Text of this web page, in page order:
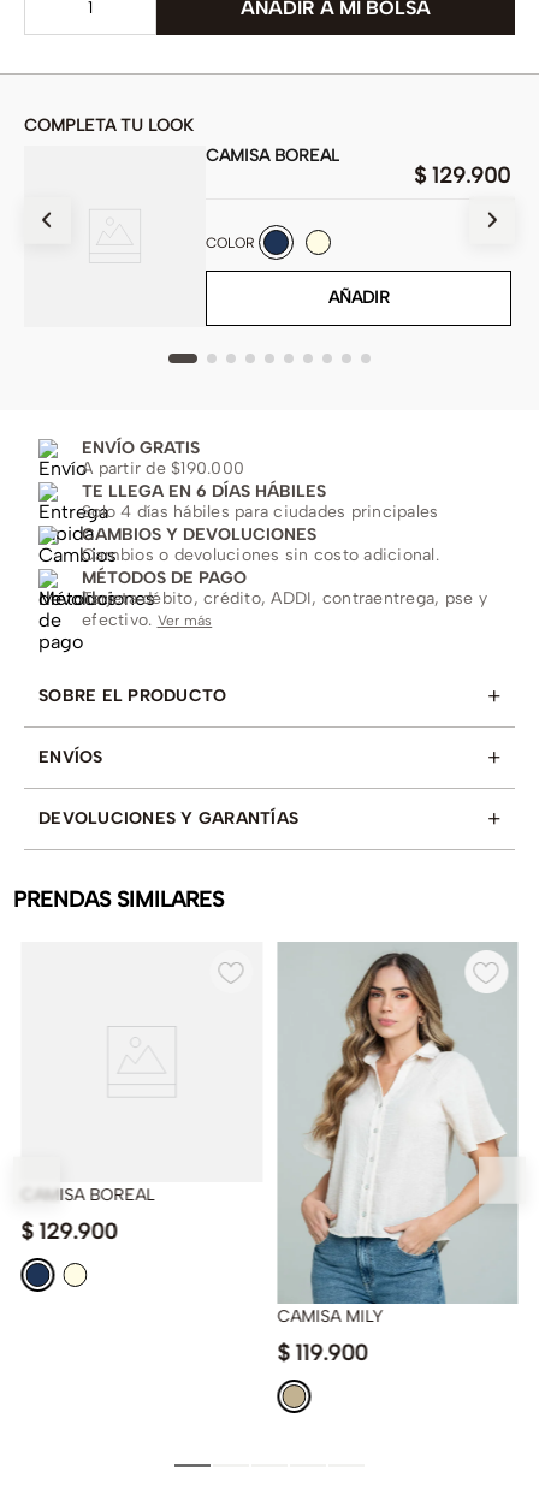
COMPLETA TU LOOK
CAMISA BOREAL
$ 129.900
COLOR
AÑADIR
ENVÍO GRATIS
A partir de $190.000
TE LLEGA EN 6 DÍAS HÁBILES
Solo 4 días hábiles para ciudades principales
CAMBIOS Y DEVOLUCIONES
Cambios o devoluciones sin costo adicional.
MÉTODOS DE PAGO
Tarjeta débito, crédito, ADDI, contraentrega, pse y
efectivo. Ver más
SOBRE EL PRODUCTO +
ENVÍOS +
DEVOLUCIONES Y GARANTÍAS +
PRENDAS SIMILARES
CAMISA BOREAL
$ 129.900
CAMISA MILY
$ 119.900